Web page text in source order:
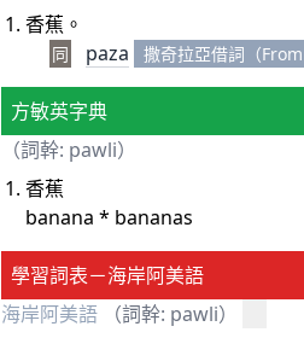
香蕉。
同 paza 撒奇拉亞借詞（
方敏英字典
（詞幹: pawli）
香蕉
banana * bananas
學習詞表－海岸阿美語
海岸阿美語
（詞幹: pawli）